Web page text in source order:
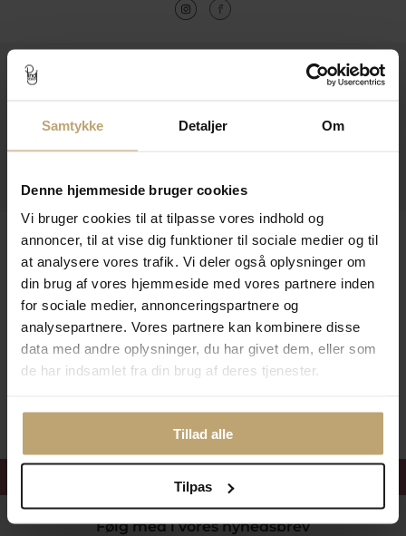
Samtykke Detaljer Om
Denne hjemmeside bruger cookies
Vi bruger cookies til at tilpasse vores indhold og
annoncer, til at vise dig funktioner til sociale medier og til
at analysere vores trafik. Vi deler også oplysninger om
din brug af vores hjemmeside med vores partnere inden
for sociale medier, annonceringspartnere og
analysepartnere. Vores partnere kan kombinere disse
data med andre oplysninger, du har givet dem, eller som
de har indsamlet fra din brug af deres tjenester.
Tillad alle
Tilpas
Kontakt
Leveringsmuligheder
Betalingsmuligheder
velkomstrabat
Følg med i vores nyhedsbrev